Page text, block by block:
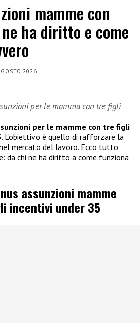
mamme con
ha diritto e come
2026
per le mamma con tre figli
per le mamme con tre figli
L’obiettivo è quello di rafforzare la
mercato del lavoro. Ecco tutto
da chi ne ha diritto a come funziona
assunzioni mamme
incentivi under 35